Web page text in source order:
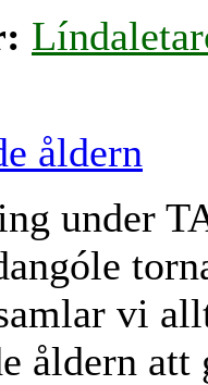
åldern
under
vi
åldern att